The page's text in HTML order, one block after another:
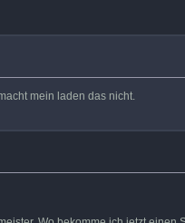
mein laden das nicht.